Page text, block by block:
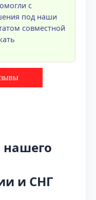
с
под наши
совместной
нашего
и СНГ